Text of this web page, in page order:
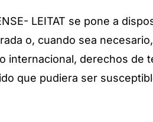
LEITAT se pone a
o, cuando sea
internacional, derechos de
que pudiera ser